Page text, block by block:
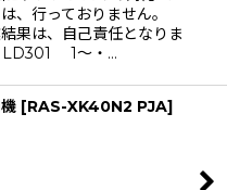
行っておりません。
果は、自己責任となりま
1〜・…
[RAS-XK40N2 PJA]